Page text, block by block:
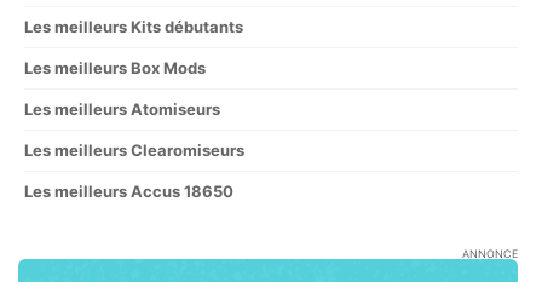
Les meilleurs Kits débutants
Les meilleurs Box Mods
Les meilleurs Atomiseurs
Les meilleurs Clearomiseurs
Les meilleurs Accus 18650
ANNONCE